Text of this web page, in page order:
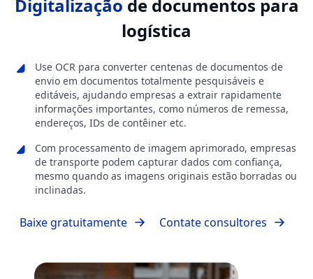
Digitalização de documentos para
logística
Use OCR para converter centenas de documentos de
envio em documentos totalmente pesquisáveis e
editáveis, ajudando empresas a extrair rapidamente
informações importantes, como números de remessa,
endereços, IDs de contêiner etc.
Com processamento de imagem aprimorado, empresas
de transporte podem capturar dados com confiança,
mesmo quando as imagens originais estão borradas ou
inclinadas.
Baixe gratuitamente Contate consultores